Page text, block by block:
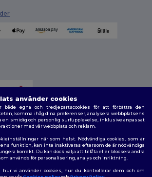
använder cookies
både egna och tredjepartscookies för att förbättra den
komma ihåg dina preferenser, analysera webbplatsens
en smidig och personlig surfupplevelse, inklusive anpassat
med vår webbplats och reklam.
när som helst. Nödvändiga cookies, som är
funktion, kan inte inaktiveras eftersom de är nödvändiga
korrekt. Du kan dock välja att tillåta eller blockera andra
används för personalisering, analys och inriktning.
hur vi använder cookies, hur du kontrollerar dem och om